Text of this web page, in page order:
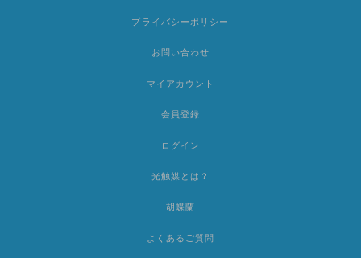
プライバシーポリシー
お問い合わせ
マイアカウント
会員登録
ログイン
光触媒とは？
胡蝶蘭
よくあるご質問